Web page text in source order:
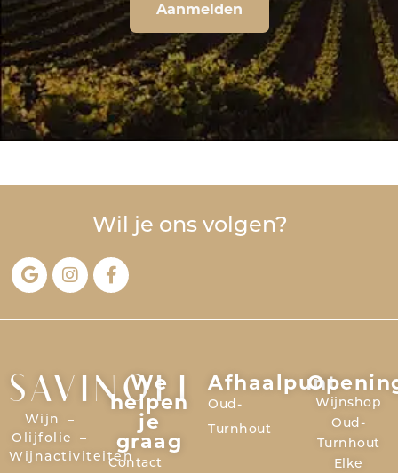
Aanmelden
Wil je ons volgen?
SAVINOLI
Wijn –
Olijfolie –
Wijnactiviteiten
We
helpen
je
graag
Contact
Afhaalpunt
Oud-
Turnhout
Wijnshop
Oud-
Turnhout
Elke